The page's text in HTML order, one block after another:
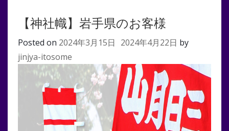
【神社幟】岩手県のお客様
Posted on 2024年3月15日 2024年4月22日 by
jinjya-itosome